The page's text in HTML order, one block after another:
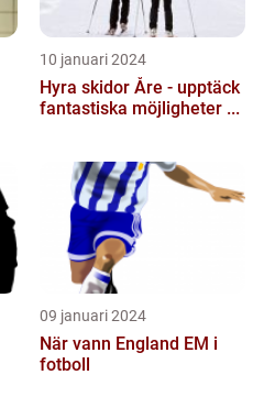
10 januari 2024
Hyra skidor Åre - upptäck
fantastiska möjligheter ...
09 januari 2024
När vann England EM i
fotboll